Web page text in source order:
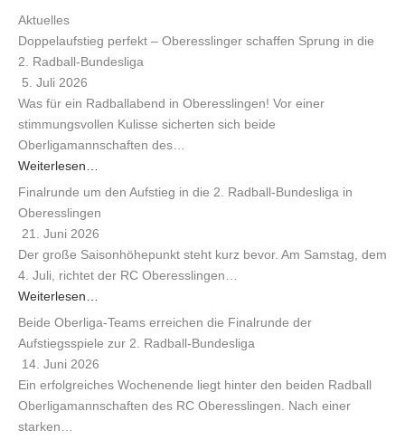
ed
lad
en
k-
Beiträge
entsperr
en
Aktuelles
Doppelaufstieg perfekt – Oberesslinger schaffen Sprung in die
2. Radball-Bundesliga
5. Juli 2026
Was für ein Radballabend in Oberesslingen! Vor einer
stimmungsvollen Kulisse sicherten sich beide
Oberligamannschaften des…
Weiterlesen…
Finalrunde um den Aufstieg in die 2. Radball-Bundesliga in
Oberesslingen
21. Juni 2026
Der große Saisonhöhepunkt steht kurz bevor. Am Samstag, dem
4. Juli, richtet der RC Oberesslingen…
Weiterlesen…
Beide Oberliga-Teams erreichen die Finalrunde der
Aufstiegsspiele zur 2. Radball-Bundesliga
14. Juni 2026
Ein erfolgreiches Wochenende liegt hinter den beiden Radball
Oberligamannschaften des RC Oberesslingen. Nach einer
starken…